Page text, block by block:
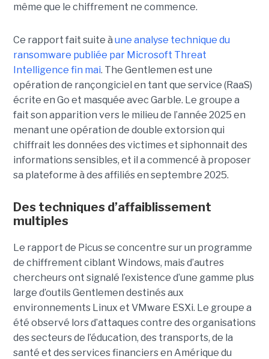
même que le chiffrement ne commence.
Ce rapport fait suite à une analyse technique du
ransomware publiée par Microsoft Threat
Intelligence fin mai. The Gentlemen est une
opération de rançongiciel en tant que service (RaaS)
écrite en Go et masquée avec Garble. Le groupe a
fait son apparition vers le milieu de l’année 2025 en
menant une opération de double extorsion qui
chiffrait les données des victimes et siphonnait des
informations sensibles, et il a commencé à proposer
sa plateforme à des affiliés en septembre 2025.
Des techniques d’affaiblissement
multiples
Le rapport de Picus se concentre sur un programme
de chiffrement ciblant Windows, mais d’autres
chercheurs ont signalé l’existence d’une gamme plus
large d’outils Gentlemen destinés aux
environnements Linux et VMware ESXi. Le groupe a
été observé lors d’attaques contre des organisations
des secteurs de l’éducation, des transports, de la
santé et des services financiers en Amérique du